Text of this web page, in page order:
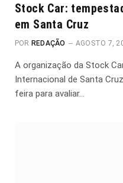
Stock Car:
em Santa Cruz
POR REDAÇÃO AGOSTO 7,
A organização da Stock
Internacional de Santa
feira para avaliar…